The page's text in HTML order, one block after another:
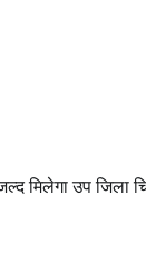
मिलेगा उप जिला